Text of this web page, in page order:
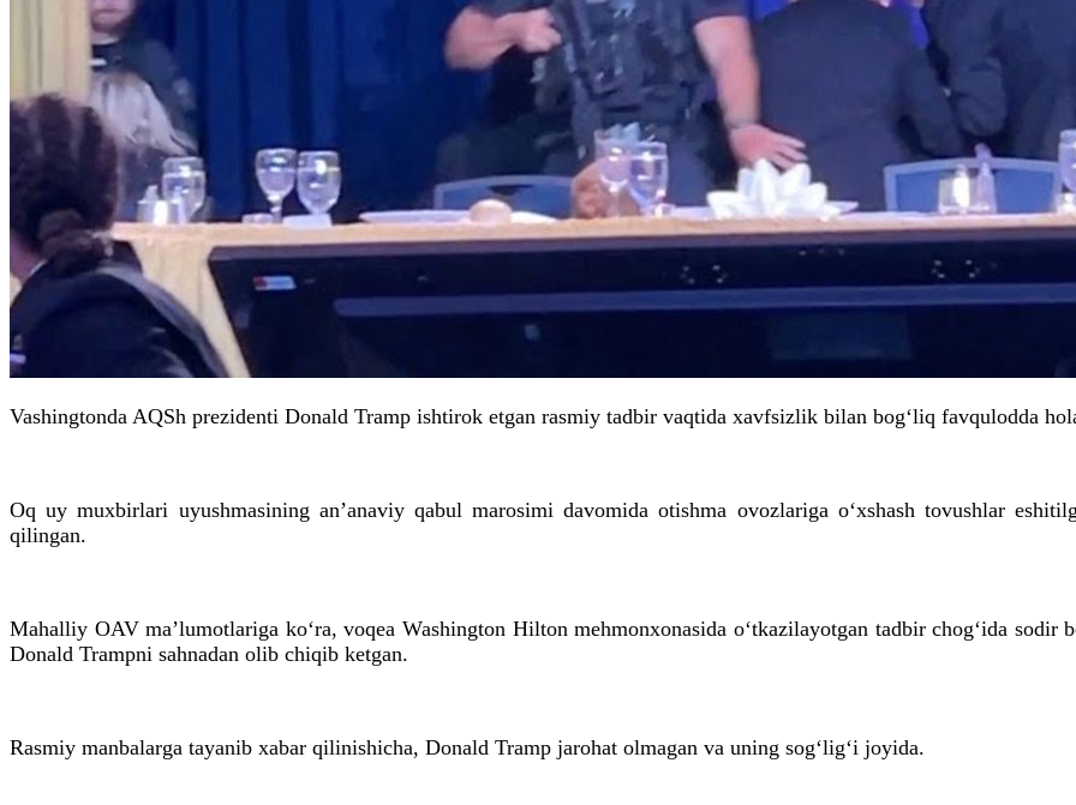
Vashingtonda AQSh prezidenti Donald Tramp ishtirok etgan rasmiy tadbir vaqtida xavfsizlik bilan bog‘liq favqulodda
Oq uy muxbirlari uyushmasining an’anaviy qabul marosimi davomida otishma ovozlariga o‘xshash tovushlar
qilingan.
Mahalliy OAV ma’lumotlariga ko‘ra, voqea Washington Hilton mehmonxonasida o‘tkazilayotgan tadbir chog‘ida
Donald Trampni sahnadan olib chiqib ketgan.
Rasmiy manbalarga tayanib xabar qilinishicha, Donald Tramp jarohat olmagan va uning sog‘lig‘i joyida.